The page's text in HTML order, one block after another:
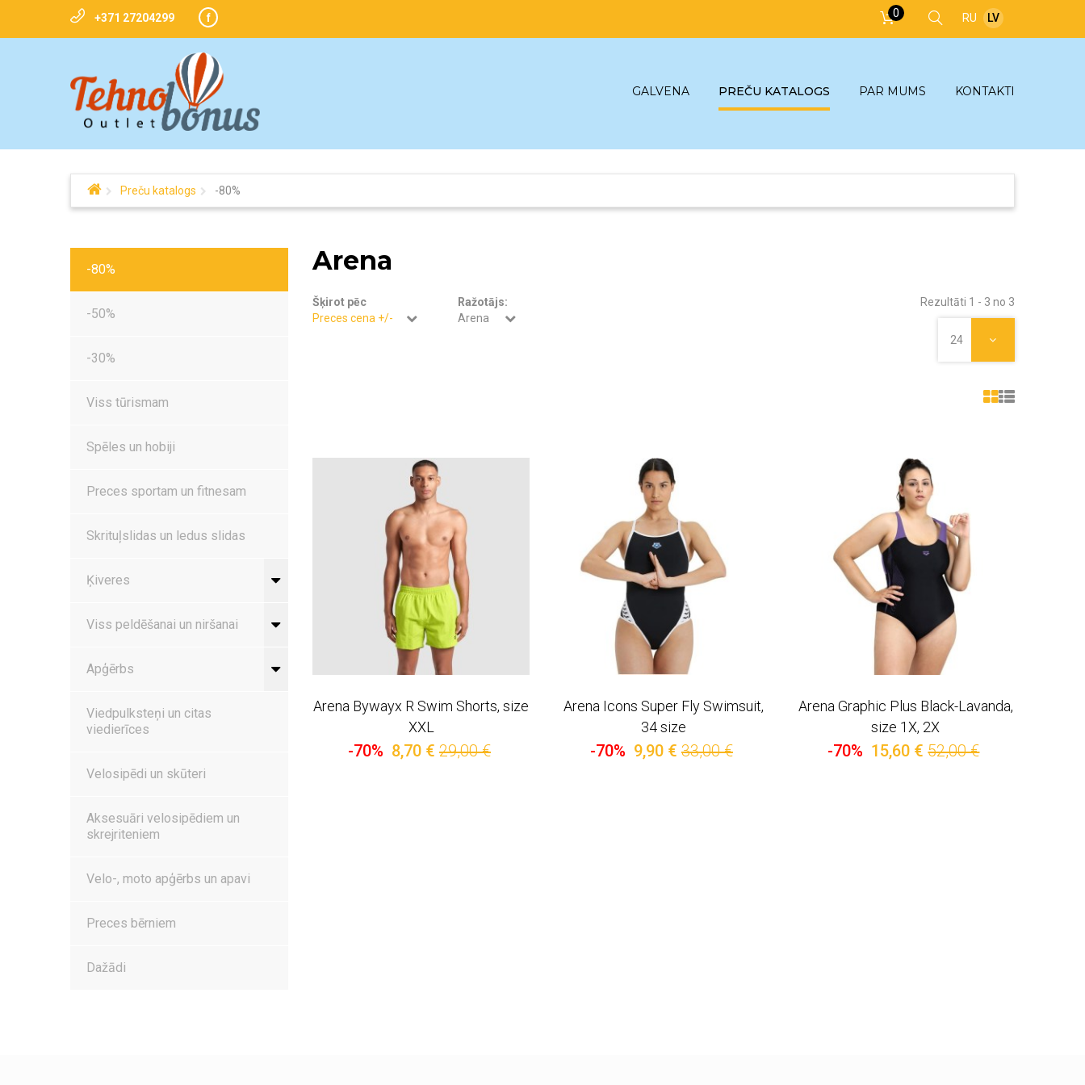
RU LV
0
+371 27204299 f
GALVENA PREČU KATALOGS PAR MUMS KONTAKTI
Preču katalogs -80%
-80%
-50%
-30%
Viss tūrismam
Spēles un hobiji
Preces sportam un fitnesam
Skrituļslidas un ledus slidas
Ķiveres
Viss peldēšanai un niršanai
Apģērbs
Viedpulksteņi un citas
viedierīces
Velosipēdi un skūteri
Aksesuāri velosipēdiem un
skrejriteniem
Velo-, moto apģērbs un apavi
Preces bērniem
Dažādi
Arena
Šķirot pēc
Preces cena +/-
Ražotājs:
Arena
Rezultāti 1 - 3 no 3
24
Arena Bywayx R Swim Shorts, size
XXL
-70% 8,70 € 29,00 €
Arena Icons Super Fly Swimsuit,
34 size
-70% 9,90 € 33,00 €
Arena Graphic Plus Black-Lavanda,
size 1X, 2X
-70% 15,60 € 52,00 €